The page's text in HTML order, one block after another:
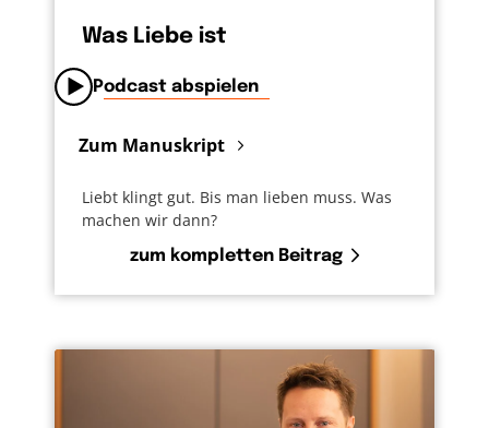
Was Liebe ist
Podcast abspielen
Zum Manuskript
Liebt klingt gut. Bis man lieben muss. Was
machen wir dann?
zum kompletten Beitrag